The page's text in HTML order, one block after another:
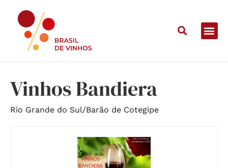
Vinhos Bandiera
Rio Grande do Sul/Barão de Cotegipe